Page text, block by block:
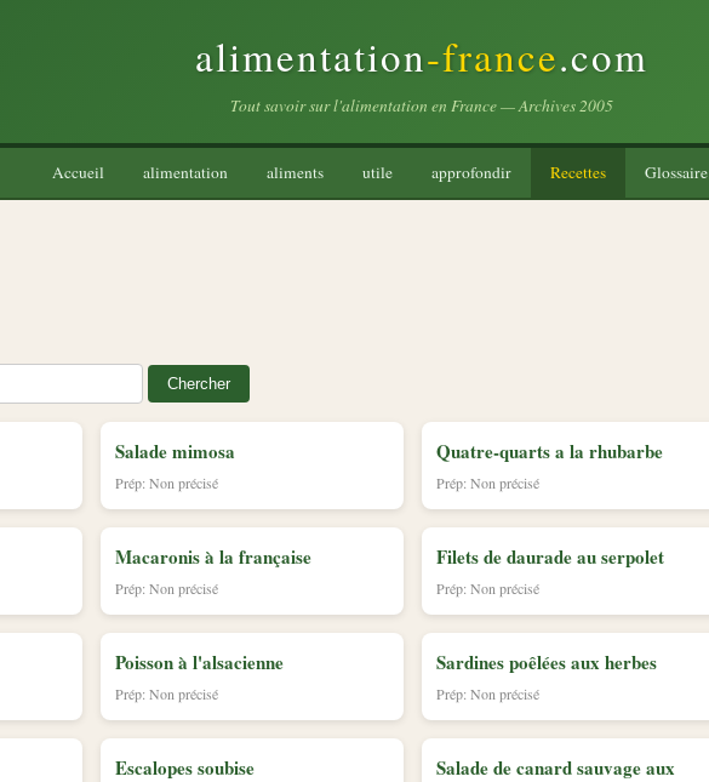
alimentation-france.com
Tout savoir sur l'alimentation en France — Archives 2005
Accueil alimentation aliments utile approfondir Recettes Glossaire
Chercher
Salade mimosa
Prép: Non précisé
Quatre-quarts a la rhubarbe
Prép: Non précisé
Macaronis à la française
Prép: Non précisé
Filets de daurade au serpolet
Prép: Non précisé
Poisson à l'alsacienne
Prép: Non précisé
Sardines poêlées aux herbes
Prép: Non précisé
Escalopes soubise
Salade de canard sauvage aux